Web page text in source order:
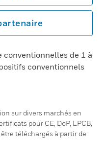
conventionnelles de 1 à
conventionnels
sur divers marchés en
pour CE, DoP, LPCB,
téléchargés à partir de